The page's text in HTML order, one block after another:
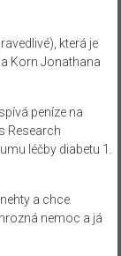
která je
Korn Jonathana
peníze na
Research
léčby diabetu 1.
a chce
nemoc a já